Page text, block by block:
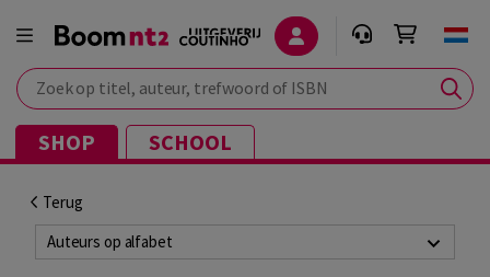
Zoek op titel, auteur, trefwoord of ISBN
SHOP SCHOOL
Terug
Auteurs op alfabet